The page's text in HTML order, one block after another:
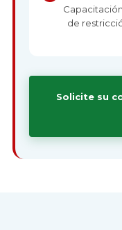
de
Solicite su